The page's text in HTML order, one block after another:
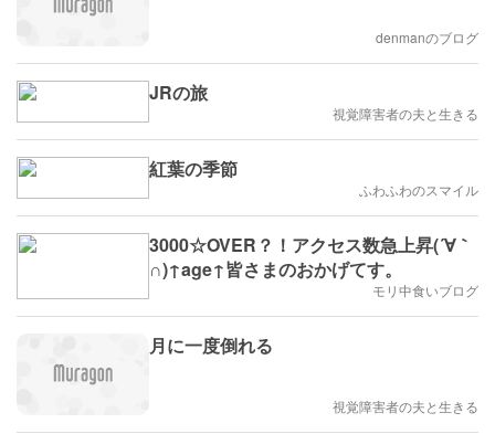
denmanのブログ
JRの旅
視覚障害者の夫と生きる
紅葉の季節
ふわふわのスマイル
3000☆OVER？！アクセス数急上昇(´∀｀
∩)↑age↑皆さまのおかげてす。
モリ中食いブログ
月に一度倒れる
視覚障害者の夫と生きる